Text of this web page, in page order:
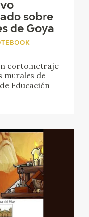
sobre
de Goya
cortometraje
murales de
Educación